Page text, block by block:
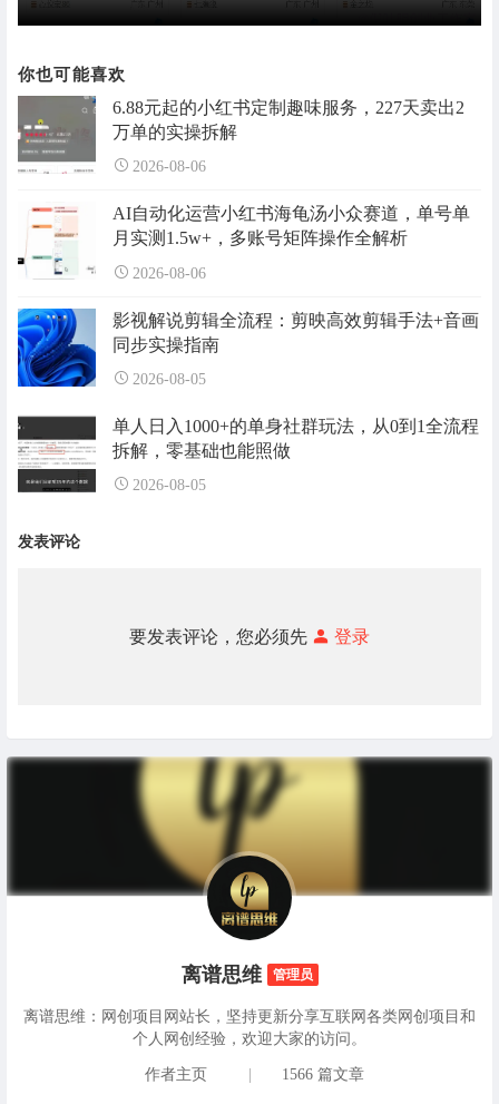
你也可能喜欢
6.88元起的小红书定制趣味服务，227天卖出2
万单的实操拆解
2026-08-06
AI自动化运营小红书海龟汤小众赛道，单号单
月实测1.5w+，多账号矩阵操作全解析
2026-08-06
影视解说剪辑全流程：剪映高效剪辑手法+音画
同步实操指南
2026-08-05
单人日入1000+的单身社群玩法，从0到1全流程
拆解，零基础也能照做
2026-08-05
发表评论
要发表评论，您必须先 登录
离谱思维 管理员
离谱思维：网创项目网站长，坚持更新分享互联网各类网创项目和
个人网创经验，欢迎大家的访问。
作者主页 1566 篇文章